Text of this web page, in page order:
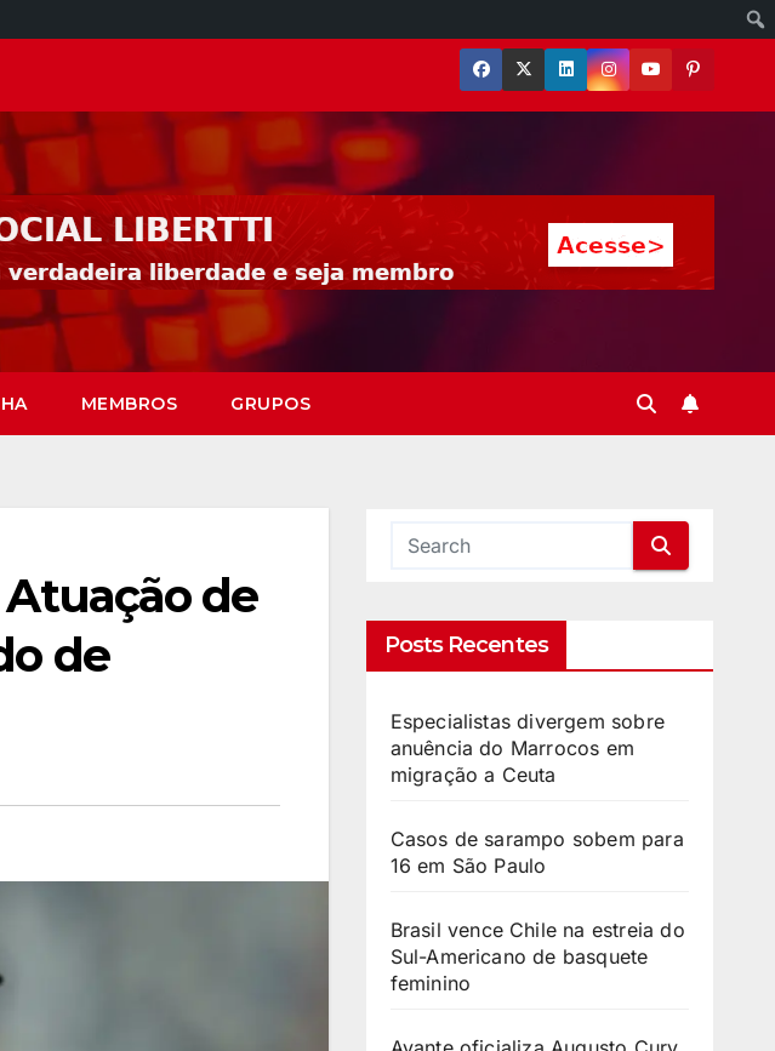
MEMBROS GRUPOS
de
de
Posts Recentes
Especialistas divergem sobre
anuência do Marrocos em
migração a Ceuta
Casos de sarampo sobem para
16 em São Paulo
Brasil vence Chile na estreia do
Sul-Americano de basquete
feminino